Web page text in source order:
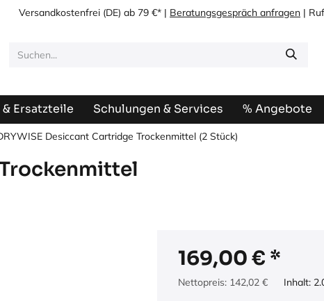
Versandkostenfrei (DE) ab 79 €* | Beratungsgespräch anfragen |
Ersatzteile Schulungen & Services % Angebote
Desiccant Cartridge Trockenmittel (2 Stück)
169,00 €
Nettopreis: 142,02 € Inhalt: